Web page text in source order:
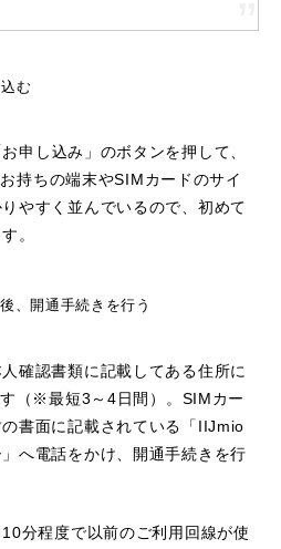
む
申し込み」のボタンを押して、
持ちの端末やSIMカードのサイ
やすく並んでいるので、初めて
。
、開通手続きを行う
確認書類に記載してある住所に
（※最短3～4日間）。SIMカー
書面に記載されている「IIJmio
へ電話をかけ、開通手続きを行
分程度で以前のご利用回線が使